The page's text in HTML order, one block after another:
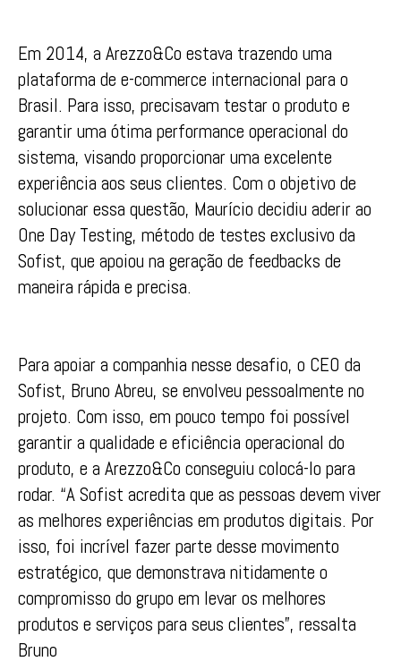
Em 2014, a Arezzo&Co estava trazendo uma
plataforma de e-commerce internacional para o
Brasil. Para isso, precisavam testar o produto e
garantir uma ótima performance operacional do
sistema, visando proporcionar uma excelente
experiência aos seus clientes. Com o objetivo de
solucionar essa questão, Maurício decidiu aderir ao
One Day Testing, método de testes exclusivo da
Sofist, que apoiou na geração de feedbacks de
maneira rápida e precisa.
Para apoiar a companhia nesse desafio, o CEO da
Sofist, Bruno Abreu, se envolveu pessoalmente no
projeto. Com isso, em pouco tempo foi possível
garantir a qualidade e eficiência operacional do
produto, e a Arezzo&Co conseguiu colocá-lo para
rodar. “A Sofist acredita que as pessoas devem viver
as melhores experiências em produtos digitais. Por
isso, foi incrível fazer parte desse movimento
estratégico, que demonstrava nitidamente o
compromisso do grupo em levar os melhores
produtos e serviços para seus clientes”, ressalta
Bruno